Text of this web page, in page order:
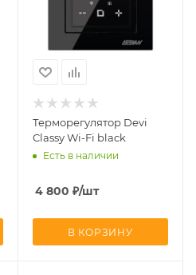
Терморегулятор Devi
Classy Wi-Fi black
Есть в наличии
4 800 ₽/шт
В КОРЗИНУ